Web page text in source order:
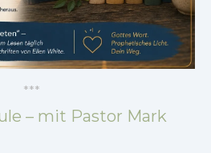
***
– mit Pastor Mark